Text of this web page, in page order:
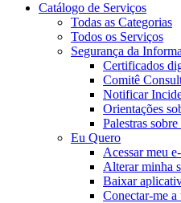
Catálogo de Serviços
Todas as Categorias
Todos os Serviços
Segurança da
Certificados
Comitê
Notificar
Orientações
Palestras
Eu Quero
Acessar meu
Alterar minha
Baixar
Conectar-me